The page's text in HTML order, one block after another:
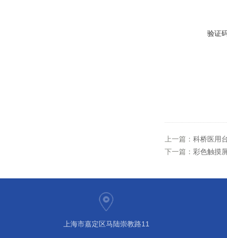
验证
上一篇： 科桥医用
下一篇： 彩色触摸
上海市嘉定区马陆崇教路11